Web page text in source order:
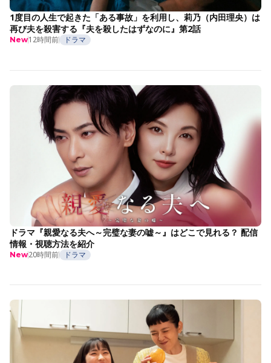
1度目の人生で起きた「ある事故」を利用し、莉乃（内田理央）は
再び夫を殺害する『夫を殺したはずなのに』第2話
New12時間前 ドラマ
ドラマ『親愛なる夫へ～完璧な妻の嘘～』はどこで見れる？ 配信
情報・視聴方法を紹介
New20時間前 ドラマ